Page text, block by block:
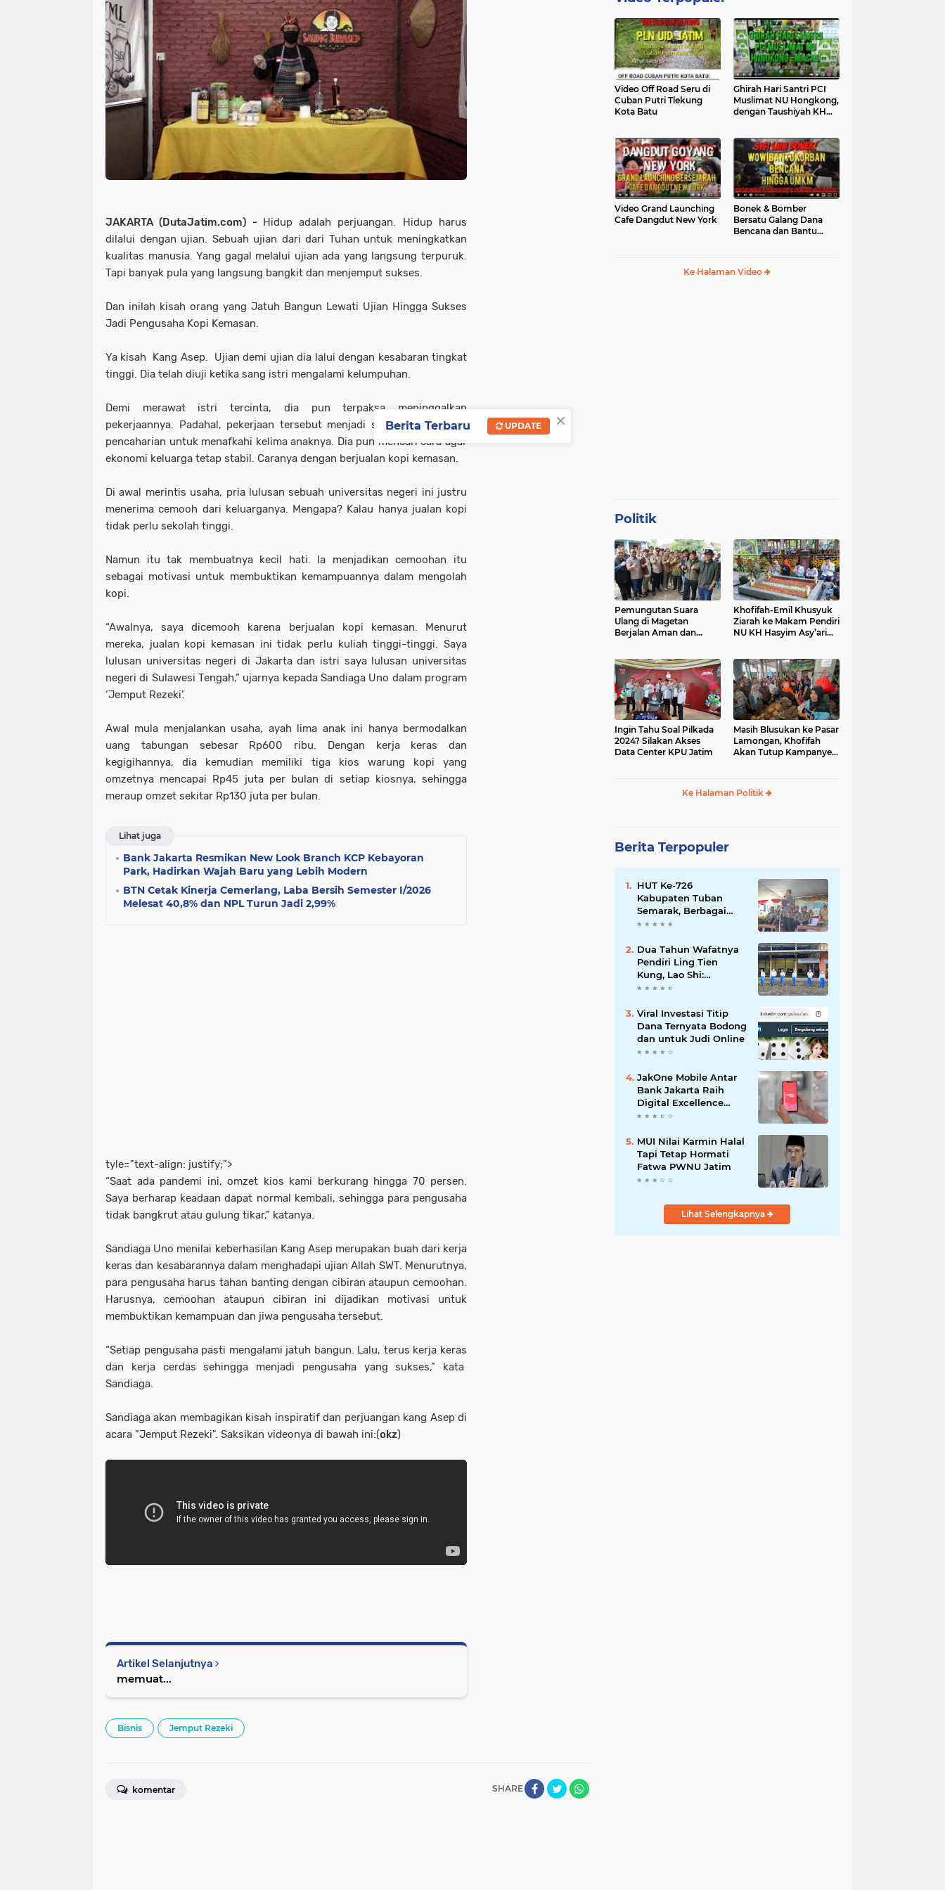
JAKARTA (DutaJatim.com) - Hidup adalah perjuangan. Hidup harus
dilalui dengan ujian. Sebuah ujian dari dari Tuhan untuk meningkatkan
kualitas manusia. Yang gagal melalui ujian ada yang langsung terpuruk.
Tapi banyak pula yang langsung bangkit dan menjemput sukses.
Dan inilah kisah orang yang Jatuh Bangun Lewati Ujian Hingga Sukses
Jadi Pengusaha Kopi Kemasan.
Ya kisah Kang Asep. Ujian demi ujian dia lalui dengan kesabaran tingkat
tinggi. Dia telah diuji ketika sang istri mengalami kelumpuhan.
Demi merawat istri tercinta, dia pun terpaksa meninggalkan
pekerjaannya. Padahal, pekerjaan tersebut menjadi satu-satunya mata
pencaharian untuk menafkahi kelima anaknya. Dia pun mencari cara agar
ekonomi keluarga tetap stabil. Caranya dengan berjualan kopi kemasan.
Di awal merintis usaha, pria lulusan sebuah universitas negeri ini justru
menerima cemooh dari keluarganya. Mengapa? Kalau hanya jualan kopi
tidak perlu sekolah tinggi.
Namun itu tak membuatnya kecil hati. Ia menjadikan cemoohan itu
sebagai motivasi untuk membuktikan kemampuannya dalam mengolah
kopi.
“Awalnya, saya dicemooh karena berjualan kopi kemasan. Menurut
mereka, jualan kopi kemasan ini tidak perlu kuliah tinggi-tinggi. Saya
lulusan universitas negeri di Jakarta dan istri saya lulusan universitas
negeri di Sulawesi Tengah,” ujarnya kepada Sandiaga Uno dalam program
‘Jemput Rezeki’.
Awal mula menjalankan usaha, ayah lima anak ini hanya bermodalkan
uang tabungan sebesar Rp600 ribu. Dengan kerja keras dan
kegigihannya, dia kemudian memiliki tiga kios warung kopi yang
omzetnya mencapai Rp45 juta per bulan di setiap kiosnya, sehingga
meraup omzet sekitar Rp130 juta per bulan.
Lihat juga
Bank Jakarta Resmikan New Look Branch KCP Kebayoran
Park, Hadirkan Wajah Baru yang Lebih Modern
BTN Cetak Kinerja Cemerlang, Laba Bersih Semester I/2026
Melesat 40,8% dan NPL Turun Jadi 2,99%
tyle="text-align: justify;">
“Saat ada pandemi ini, omzet kios kami berkurang hingga 70 persen.
Saya berharap keadaan dapat normal kembali, sehingga para pengusaha
tidak bangkrut atau gulung tikar,” katanya.
Sandiaga Uno menilai keberhasilan Kang Asep merupakan buah dari kerja
keras dan kesabarannya dalam menghadapi ujian Allah SWT. Menurutnya,
para pengusaha harus tahan banting dengan cibiran ataupun cemoohan.
Harusnya, cemoohan ataupun cibiran ini dijadikan motivasi untuk
membuktikan kemampuan dan jiwa pengusaha tersebut.
“Setiap pengusaha pasti mengalami jatuh bangun. Lalu, terus kerja keras
dan kerja cerdas sehingga menjadi pengusaha yang sukses,” kata
Sandiaga.
Sandiaga akan membagikan kisah inspiratif dan perjuangan kang Asep di
acara "Jemput Rezeki". Saksikan videonya di bawah ini:(okz)
Artikel Selanjutnya
memuat...
Bisnis Jemput Rezeki
SHARE
komentar
Video Off Road Seru di
Cuban Putri Tlekung
Kota Batu
Ghirah Hari Santri PCI
Muslimat NU Hongkong,
dengan Taushiyah KH
Video Grand Launching
Cafe Dangdut New York
Bonek & Bomber
Bersatu Galang Dana
Bencana dan Bantu
Ke Halaman Video
Politik
Pemungutan Suara
Ulang di Magetan
Berjalan Aman dan
Khofifah-Emil Khusyuk
Ziarah ke Makam Pendiri
NU KH Hasyim Asy’ari
Ingin Tahu Soal Pilkada
2024? Silakan Akses
Data Center KPU Jatim
Masih Blusukan ke Pasar
Lamongan, Khofifah
Akan Tutup Kampanye
Ke Halaman Politik
Berita Terpopuler
HUT Ke-726
Kabupaten Tuban
Semarak, Berbagai
Prestasinya Pun
Dua Tahun Wafatnya
Pendiri Ling Tien
Kung, Lao Shi:
Amanah Harus Kita
Viral Investasi Titip
Dana Ternyata Bodong
dan untuk Judi Online
JakOne Mobile Antar
Bank Jakarta Raih
Digital Excellence
Awards 2026
MUI Nilai Karmin Halal
Tapi Tetap Hormati
Fatwa PWNU Jatim
Lihat Selengkapnya
×
Berita Terbaru UPDATE